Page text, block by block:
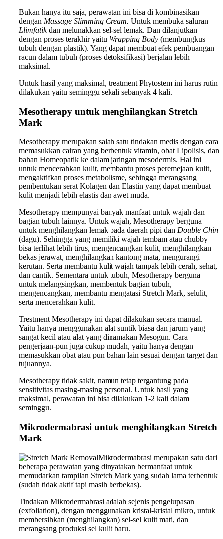
Bukan hanya itu saja, perawatan ini bisa di kombinasikan
dengan Massage Slimming Cream. Untuk membuka saluran
Llimfatikdan melunakkan sel-sel lemak. Dan dilanjutkan
dengan proses terakhir yaitu Wrapping Body (membungkus
tubuh dengan plastik). Yang dapat membuat efek pembuangan
racun dalam tubuh (proses detoksifikasi) berjalan lebih
maksimal.
Untuk hasil yang maksimal, treatment Phytostem ini harus rutin
dilakukan yaitu seminggu sekali sebanyak 4 kali.
Mesotherapy untuk menghilangkan Stretch
Mark
Mesotherapy merupakan salah satu tindakan medis dengan cara
memasukkan cairan yang berbentuk vitamin, obat Lipolisis, dan
bahan Homeopatik ke dalam jaringan mesodermis. Hal ini
untuk mencerahkan kulit, membantu proses peremejaan kulit,
mengaktifkan proses metabolisme, sehingga merangsang
pembentukan serat Kolagen dan Elastin yang dapat membuat
kulit menjadi lebih elastis dan awet muda.
Mesotherapy mempunyai banyak manfaat untuk wajah dan
bagian tubuh lainnya. Untuk wajah, Mesotherapy berguna
untuk menghilangkan lemak pada daerah pipi dan Double Chin
(dagu). Sehingga yang memiliki wajah tembam atau chubby
bisa terlihat lebih tirus, mengencangkan kulit, menghilangkan
bekas jerawat, menghilangkan kantong mata, mengurangi
kerutan. Serta membantu kulit wajah tampak lebih cerah, sehat,
dan cantik. Sementara untuk tubuh, Mesotherapy berguna
untuk melangsingkan, membentuk bagian tubuh,
mengencangkan, membantu mengatasi Stretch Mark, selulit,
serta mencerahkan kulit.
Trestment Mesotherapy ini dapat dilakukan secara manual.
Yaitu hanya menggunakan alat suntik biasa dan jarum yang
sangat kecil atau alat yang dinamakan Mesogun. Cara
pengerjaan-pun juga cukup mudah, yaitu hanya dengan
memasukkan obat atau pun bahan lain sesuai dengan target dan
tujuannya.
Mesotherapy tidak sakit, namun tetap tergantung pada
sensitivitas masing-masing personal. Untuk hasil yang
maksimal, perawatan ini bisa dilakukan 1-2 kali dalam
seminggu.
Mikrodermabrasi untuk menghilangkan Stretch
Mark
Mikrodermabrasi merupakan satu dari
beberapa perawatan yang dinyatakan bermanfaat untuk
memudarkan tampilan Stretch Mark yang sudah lama terbentuk
(sudah tidak aktif tapi masih berbekas).
Tindakan Mikrodermabrasi adalah sejenis pengelupasan
(exfoliation), dengan menggunakan kristal-kristal mikro, untuk
membersihkan (menghilangkan) sel-sel kulit mati, dan
merangsang produksi sel kulit baru.